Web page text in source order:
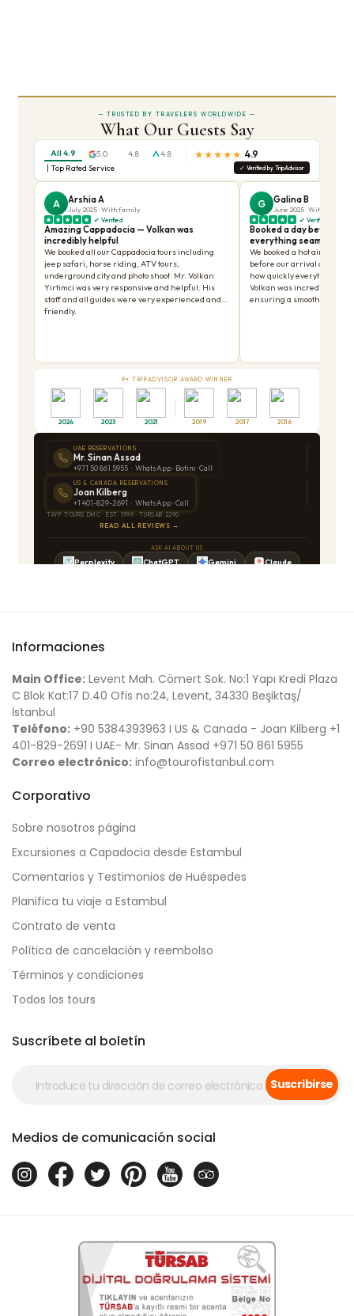
Informaciones
Main Office: Levent Mah. Cömert Sok. No:1 Yapı Kredi Plaza
C Blok Kat:17 D.40 Ofis no:24, Levent, 34330 Beşiktaş/
İstanbul
Teléfono: +90 5384393963 I US & Canada - Joan Kilberg +1
401-829-2691 I UAE- Mr. Sinan Assad +971 50 861 5955
Correo electrónico: info@tourofistanbul.com
Corporativo
Sobre nosotros página
Excursiones a Capadocia desde Estambul
Comentarios y Testimonios de Huéspedes
Planifica tu viaje a Estambul
Contrato de venta
Política de cancelación y reembolso
Términos y condiciones
Todos los tours
Suscríbete al boletín
Suscribirse
Medios de comunicación social